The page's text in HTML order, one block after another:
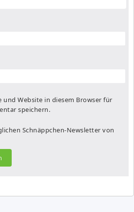
und Website in diesem Browser für
speichern.
Schnäppchen-Newsletter von